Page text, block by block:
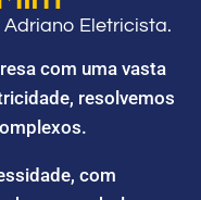
Eletricista.
com uma vasta
resolvemos
com